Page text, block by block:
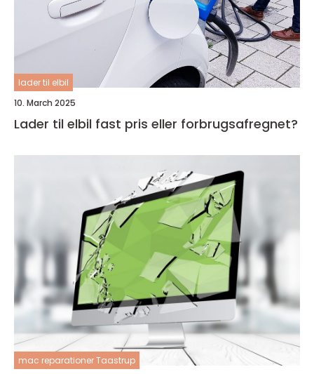
lader til elbil
10. March 2025
Lader til elbil fast pris eller forbrugsafregnet?
mac reparationer Taastrup